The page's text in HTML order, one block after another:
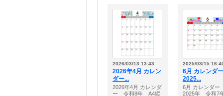
2026/03/13 13:43
2026年4月 カレン
ダー...
2026年4月 カレンダ
ー 令和8年 A4縦
2025/03/15
6月 カレン
2025...
6月 カレンダ
2025年 令和